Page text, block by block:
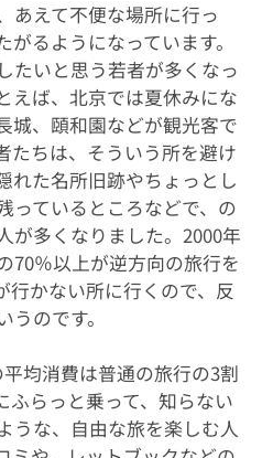
あえて不便な場所に行っ
るようになっています。
たいと思う若者が多くなっ
えば、北京では夏休みにな
城、頤和園などが観光客で
たちは、そういう所を避け
れた名所旧跡やちょっとし
っているところなどで、の
が多くなりました。2000年
70％以上が逆方向の旅行を
行かない所に行くので、反
のです。
均消費は普通の旅行の3割
ふらっと乗って、知らない
うな、自由な旅を楽しむ人